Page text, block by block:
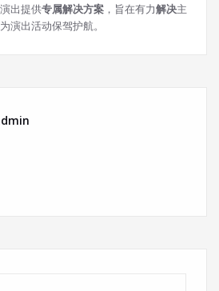
出提供专属解决方案 ，旨在有力解决主
为演出活动保驾护航。